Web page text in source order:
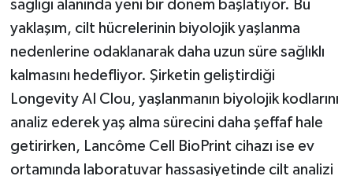
sağlığı alanında yeni bir dönem başlatıyor. Bu
yaklaşım, cilt hücrelerinin biyolojik yaşlanma
nedenlerine odaklanarak daha uzun süre sağlıklı
kalmasını hedefliyor. Şirketin geliştirdiği
Longevity AI Clou, yaşlanmanın biyolojik kodlarını
analiz ederek yaş alma sürecini daha şeffaf hale
getirirken, Lancôme Cell BioPrint cihazı ise ev
ortamında laboratuvar hassasiyetinde cilt analizi